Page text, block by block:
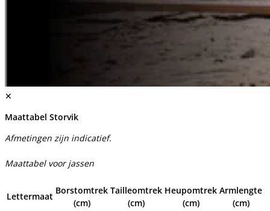
✕
Maattabel Storvik
Afmetingen zijn indicatief.
Maattabel voor jassen
Lettermaat
Borstomtrek
(cm)
Tailleomtrek
(cm)
Heupomtrek
(cm)
Armlengte
(cm)